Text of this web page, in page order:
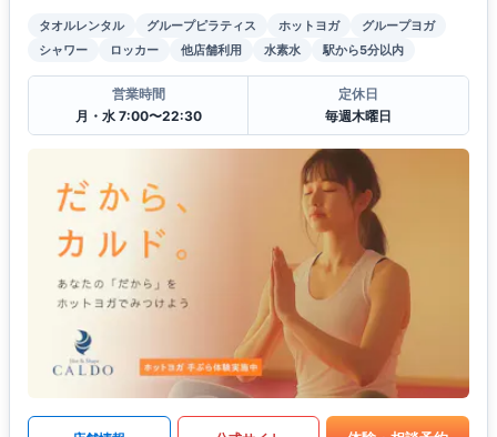
タオルレンタル グループピラティス ホットヨガ
グループヨガ
シャワー
ロッカー 他店舗利用 水素水 駅から5分以内
営業時間
月・水 7:00〜22:30
定休日
毎週木曜日